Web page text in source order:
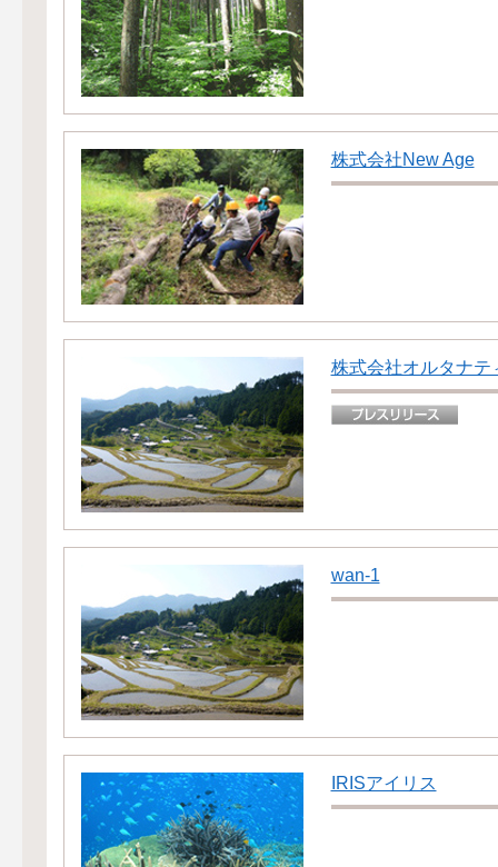
株式会社New Age
株式会社オルタナテ
wan-1
IRISアイリス